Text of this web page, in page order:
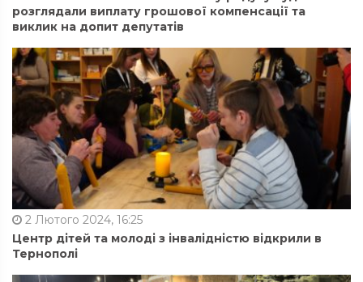
розглядали виплату грошової компенсації та
виклик на допит депутатів
2 Лютого 2024, 16:25
Центр дітей та молоді з інвалідністю відкрили в
Тернополі